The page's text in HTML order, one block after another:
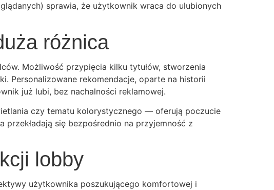
sprawia, że użytkownik wraca do ulubionych
różnica
Możliwość przypięcia kilku tytułów, stworzenia
Personalizowane rekomendacje, oparte na historii
już lubi, bez nachalności reklamowej.
czy tematu kolorystycznego — oferują poczucie
się bezpośrednio na przyjemność z
lobby
użytkownika poszukującego komfortowej i